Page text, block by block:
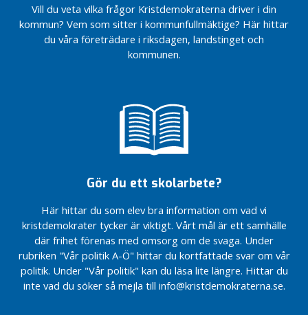
Vill du veta vilka frågor Kristdemokraterna driver i din
kommun? Vem som sitter i kommunfullmäktige? Här hittar
du våra företrädare i riksdagen, landstinget och
kommunen.
Gör du ett skolarbete?
Här hittar du som elev bra information om vad vi
kristdemokrater tycker är viktigt. Vårt mål är ett samhälle
där frihet förenas med omsorg om de svaga. Under
rubriken "Vår politik A-Ö" hittar du kortfattade svar om vår
politik. Under "Vår politik" kan du läsa lite längre. Hittar du
inte vad du söker så mejla till info@kristdemokraterna.se.